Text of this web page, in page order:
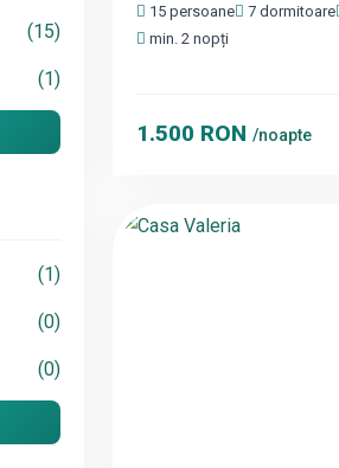
(15)
(1)
(1)
(0)
(0)
15 persoane 7 dormitoare
min. 2 nopți
1.500 RON /noapte